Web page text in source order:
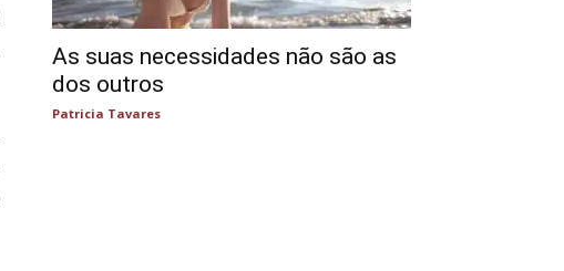
As suas necessidades não são as
dos outros
Patricia Tavares